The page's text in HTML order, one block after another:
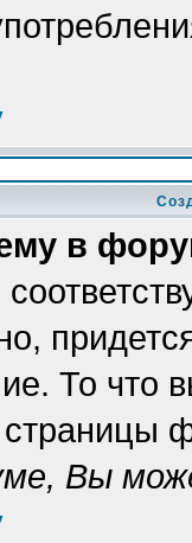
в
То что
страницы
Вы